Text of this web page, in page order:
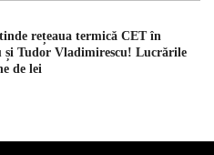
rețeaua termică CET în
și Tudor Vladimirescu! Lucrările
de lei